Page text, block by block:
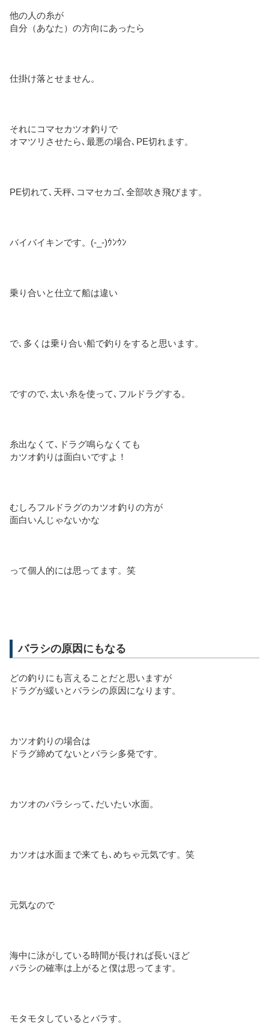
他の人の糸が
自分（あなた）の方向にあったら
仕掛け落とせません。
それにコマセカツオ釣りで
オマツリさせたら､最悪の場合､PE切れます。
PE切れて､天秤､コマセカゴ､全部吹き飛びます。
バイバイキンです。(-_-)ｳﾝｳﾝ
乗り合いと仕立て船は違い
で､多くは乗り合い船で釣りをすると思います。
ですので､太い糸を使って､フルドラグする。
糸出なくて､ドラグ鳴らなくても
カツオ釣りは面白いですよ！
むしろフルドラグのカツオ釣りの方が
面白いんじゃないかな
って個人的には思ってます。笑
バラシの原因にもなる
どの釣りにも言えることだと思いますが
ドラグが緩いとバラシの原因になります。
カツオ釣りの場合は
ドラグ締めてないとバラシ多発です。
カツオのバラシって､だいたい水面。
カツオは水面まで来ても､めちゃ元気です。笑
元気なので
海中に泳がしている時間が長ければ長いほど
バラシの確率は上がると僕は思ってます。
モタモタしているとバラす。